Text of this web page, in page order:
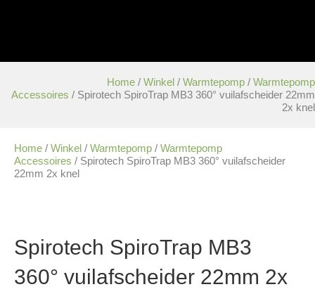
Home / Winkel / Warmtepomp / Warmtepomp
Accessoires / Spirotech SpiroTrap MB3 360° vuilafscheider 22mm
2x knel
Home / Winkel / Warmtepomp / Warmtepomp
Accessoires / Spirotech SpiroTrap MB3 360° vuilafscheider
22mm 2x knel
Spirotech SpiroTrap MB3
360° vuilafscheider 22mm 2x